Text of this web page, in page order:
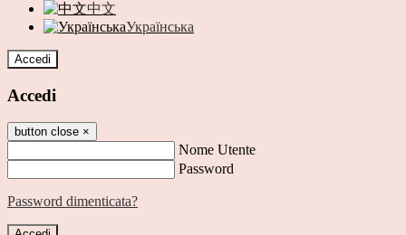
中文
Українська
Accedi
Accedi
button close ×
Nome Utente
Password
Password dimenticata?